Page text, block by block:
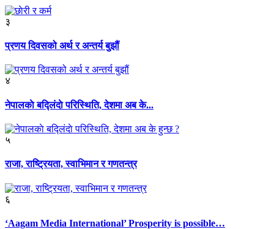
३
प्रणय दिवसको अर्थ र अन्तर्य बुझौं
४
नेपालकाे बद्लिंदाे परिस्थिति, देशमा अब के...
५
राजा, राष्ट्रियता, स्वाभिमान र गणतन्त्र
६
‘Aagam Media International’ Prosperity is possible…